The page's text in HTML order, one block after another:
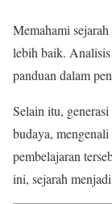
Memahami
lebih baik.
panduan dalam
Selain itu,
budaya,
pembelajaran
ini, sejarah